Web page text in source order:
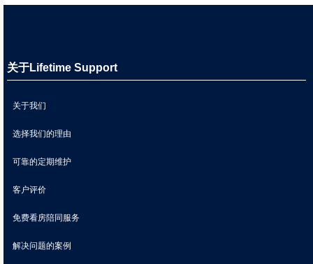
关于Lifetime Support
关于我们
选择我们的理由
可靠的定期维护
客户评价
免费看房陪同服务
解决问题的案例